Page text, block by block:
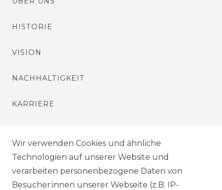
HISTORIE
VISION
NACHHALTIGKEIT
KARRIERE
BLOG
VORTEILE
Wir verwenden Cookies und ähnliche
Technologien auf unserer Website und
verarbeiten personenbezogene Daten von
Besucher:innen unserer Webseite (z.B. IP-